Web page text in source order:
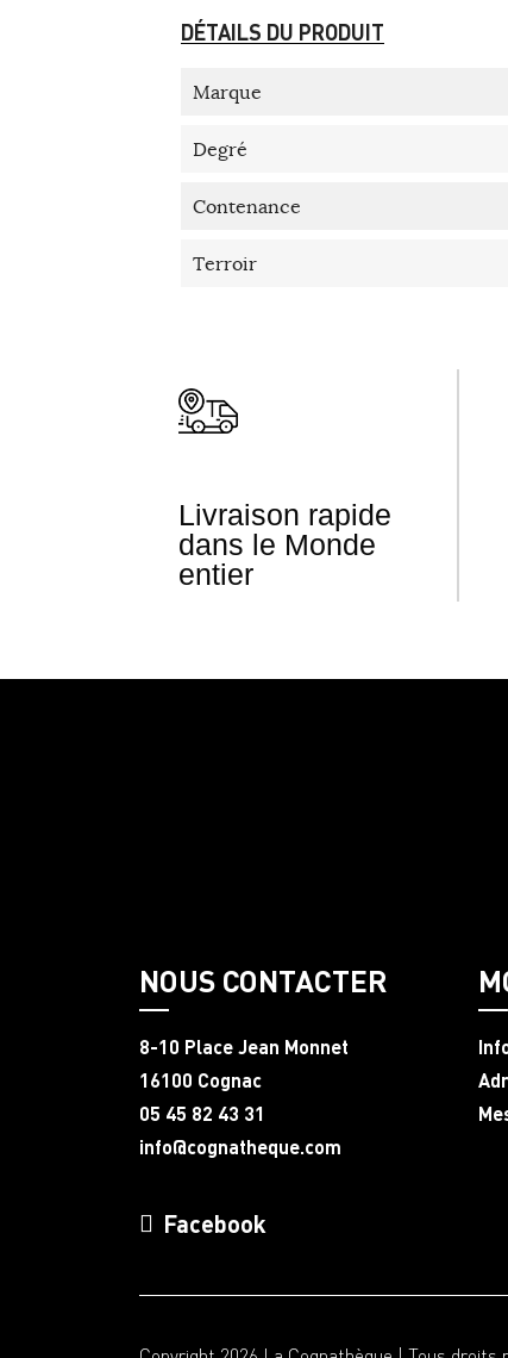
DÉTAILS DU PRODUIT
Marque
Degré
Contenance
Terroir
Livraison rapide
dans le Monde
entier
NOUS CONTACTER
8-10 Place Jean Monnet
16100 Cognac
05 45 82 43 31
info@cognatheque.com
Facebook